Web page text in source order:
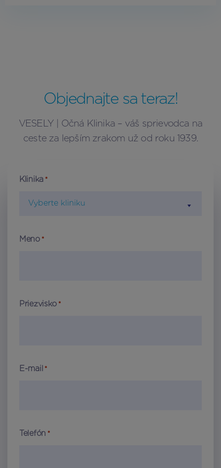
Objednajte sa teraz!
VESELY | Očná Klinika – váš sprievodca na
ceste za lepším zrakom už od roku 1939.
Klinika *
Vyberte kliniku
Meno *
Priezvisko *
E-mail *
Telefón *